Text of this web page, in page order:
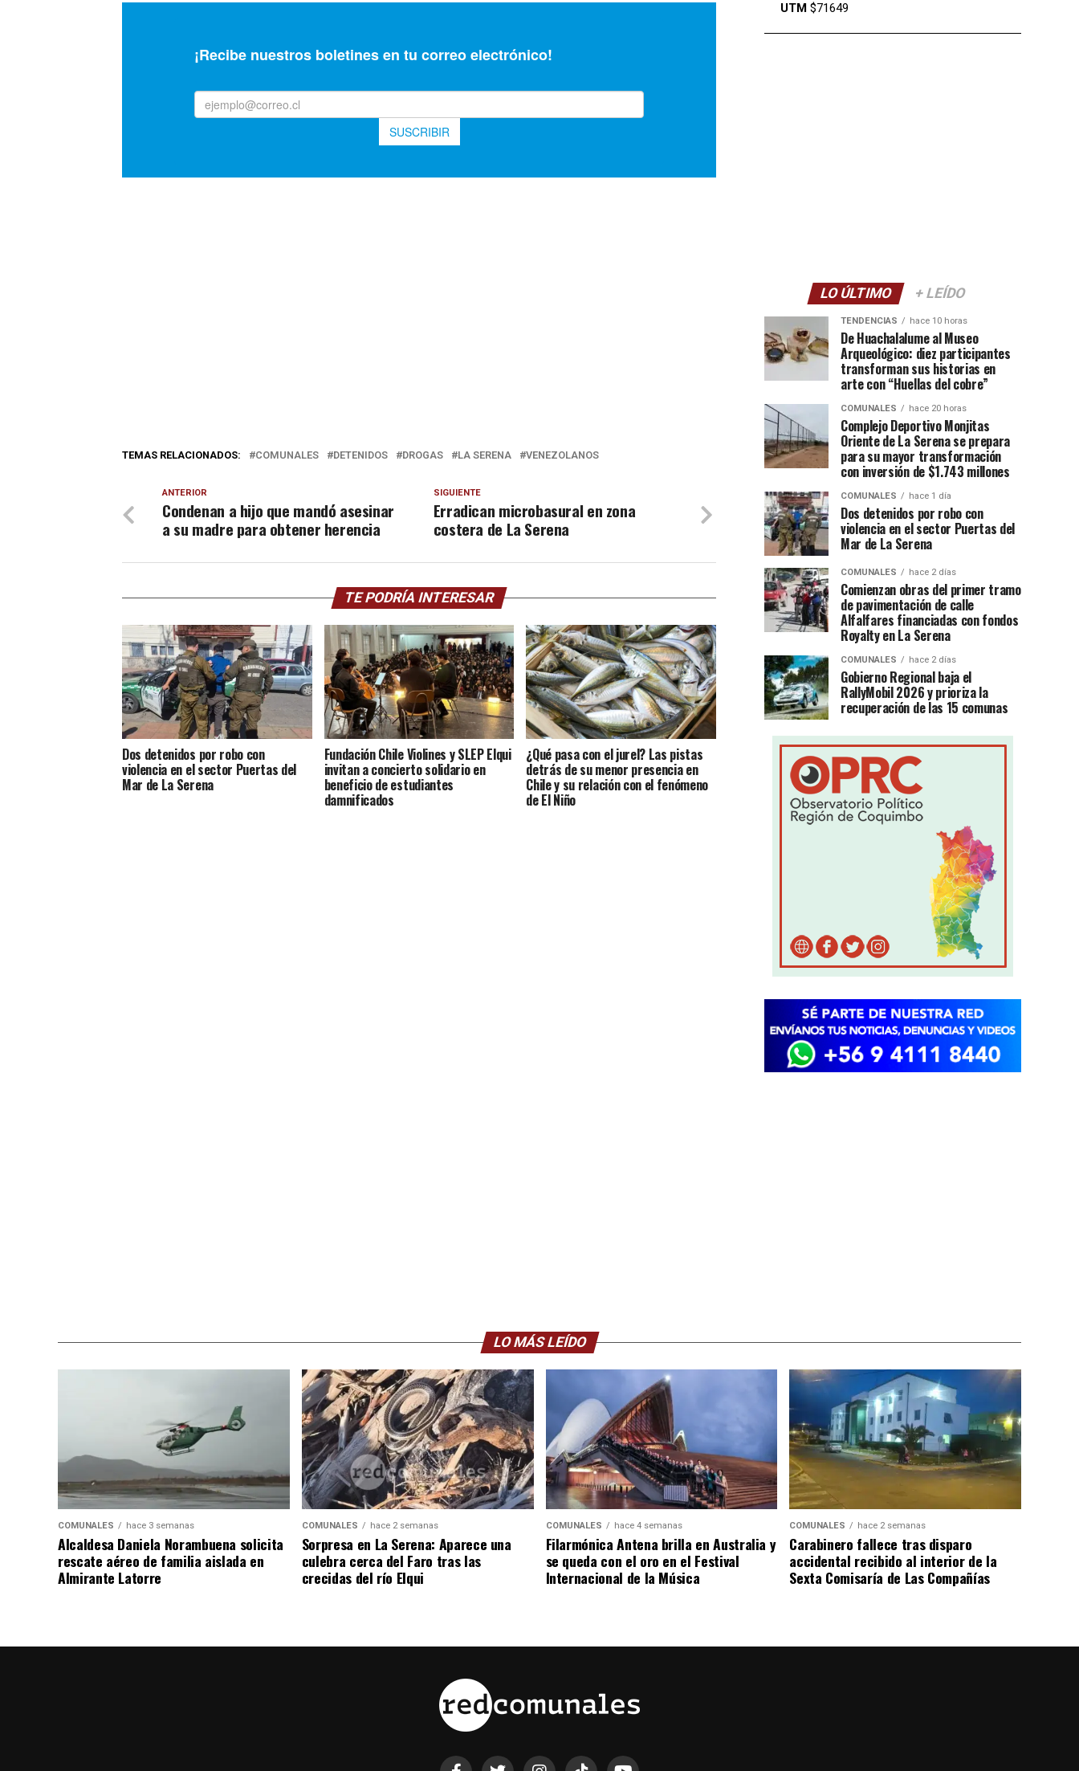
TEMAS RELACIONADOS: COMUNALES DETENIDOS DROGAS LA SERENA VENEZOLANOS
SIGUIENTE
Erradican microbasural en zona
costera de La Serena
ANTERIOR
Condenan a hijo que mandó asesinar
a su madre para obtener herencia
TE PODRÍA INTERESAR
Dos detenidos por robo con
violencia en el sector Puertas del
Mar de La Serena
Fundación Chile Violines y SLEP Elqui
invitan a concierto solidario en
beneficio de estudiantes
damnificados
¿Qué pasa con el jurel? Las pistas
detrás de su menor presencia en
Chile y su relación con el fenómeno
de El Niño
UTM $71649
LO ÚLTIMO + LEÍDO
TENDENCIAS hace 10 horas
De Huachalalume al Museo
Arqueológico: diez participantes
transforman sus historias en
arte con “Huellas del cobre”
COMUNALES hace 20 horas
Complejo Deportivo Monjitas
Oriente de La Serena se prepara
para su mayor transformación
con inversión de $1.743 millones
COMUNALES hace 1 día
Dos detenidos por robo con
violencia en el sector Puertas del
Mar de La Serena
COMUNALES hace 2 días
Comienzan obras del primer tramo
de pavimentación de calle
Alfalfares financiadas con fondos
Royalty en La Serena
COMUNALES hace 2 días
Gobierno Regional baja el
RallyMobil 2026 y prioriza la
recuperación de las 15 comunas
LO MÁS LEÍDO
COMUNALES hace 3 semanas
Alcaldesa Daniela Norambuena solicita
rescate aéreo de familia aislada en
Almirante Latorre
COMUNALES hace 2 semanas
Sorpresa en La Serena: Aparece una
culebra cerca del Faro tras las
crecidas del río Elqui
COMUNALES hace 4 semanas
Filarmónica Antena brilla en Australia y
se queda con el oro en el Festival
Internacional de la Música
COMUNALES hace 2 semanas
Carabinero fallece tras disparo
accidental recibido al interior de la
Sexta Comisaría de Las Compañías